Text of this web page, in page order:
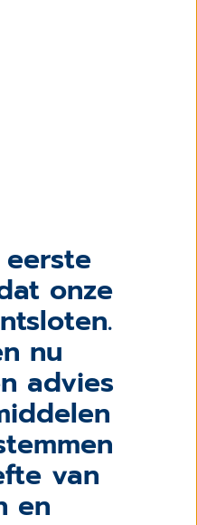
onze
nu
advies
van
en